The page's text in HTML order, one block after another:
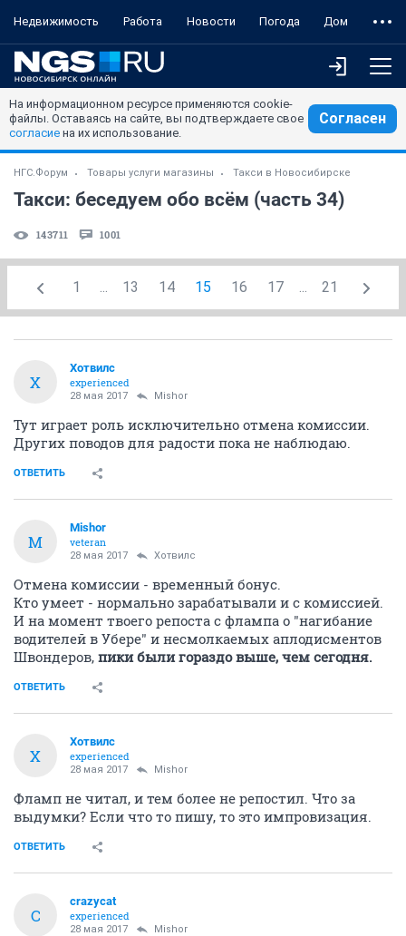
Недвижимость Работа Новости Погода Дом
На информационном ресурсе применяются cookie-
файлы. Оставаясь на сайте, вы подтверждаете свое
согласие на их использование.
Согласен
НГС.Форум Товары услуги магазины Такси в Новосибирске
Такси: беседуем обо всём (часть 34)
143711 1001
1 ... 13 14 15 16 17 ... 21
Х
Хотвилс
experienced
28 мая 2017 Mishor
Тут играет роль исключительно отмена комиссии.
Других поводов для радости пока не наблюдаю.
ОТВЕТИТЬ
M
Mishor
veteran
28 мая 2017 Хотвилс
Отмена комиссии - временный бонус.
Кто умеет - нормально зарабатывали и с комиссией.
И на момент твоего репоста с флампа о "нагибание
водителей в Убере" и несмолкаемых аплодисментов
Швондеров, пики были гораздо выше, чем сегодня.
ОТВЕТИТЬ
Х
Хотвилс
experienced
28 мая 2017 Mishor
Фламп не читал, и тем более не репостил. Что за
выдумки? Если что то пишу, то это импровизация.
ОТВЕТИТЬ
C
crazycat
experienced
28 мая 2017 Mishor